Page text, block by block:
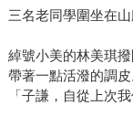
三名老同學圍坐在
綽號小美的林美琪
帶著一點活潑的調
「子謙，自從上次